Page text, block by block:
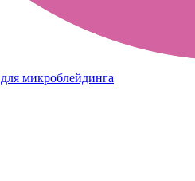
микроблейдинга